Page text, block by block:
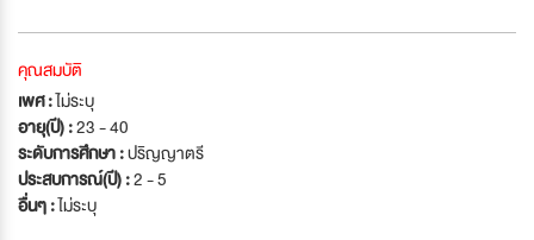
คุณสมบัติ
เพศ :ไม่ระบุ
อายุ(ปี) :23 - 40
ระดับการศึกษา :ปริญญาตรี
ประสบการณ์(ปี) :2 - 5
อื่นๆ :ไม่ระบุ